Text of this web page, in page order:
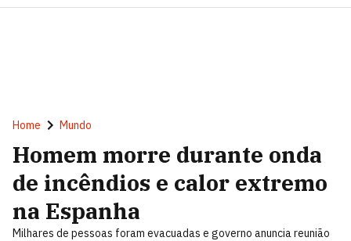
Home Mundo
Homem morre durante onda
de incêndios e calor extremo
na Espanha
Milhares de pessoas foram evacuadas e governo anuncia reunião